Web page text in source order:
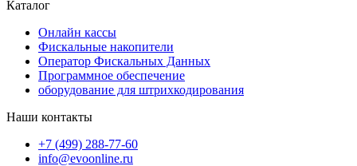
Каталог
Онлайн кассы
Фискальные накопители
Оператор Фискальных Данных
Программное обеспечение
оборудование для штрихкодирования
Наши контакты
+7 (499) 288-77-60
info@evoonline.ru